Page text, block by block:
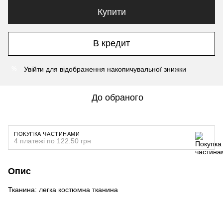
Купити
В кредит
Увійти для відображення накопичувальної знижки
До обраного
ПОКУПКА ЧАСТИНАМИ
4 платежі по 122.50 грн
Опис
Тканина: легка костюмна тканина